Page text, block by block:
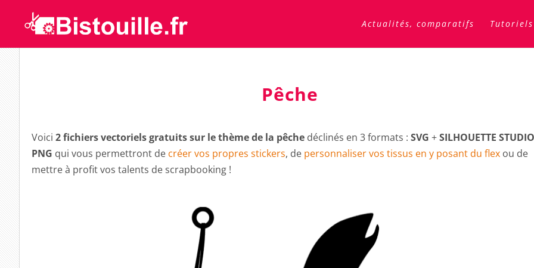
Actualités, comparatifs Tutoriels
Pêche
Voici 2 fichiers vectoriels gratuits sur le thème de la pêche déclinés en 3 formats : SVG +SILHOUETTE STUDIO
PNG qui vous permettront de créer vos propres stickers, de personnaliser vos tissus en y posant du flex ou de
mettre à profit vos talents de scrapbooking !